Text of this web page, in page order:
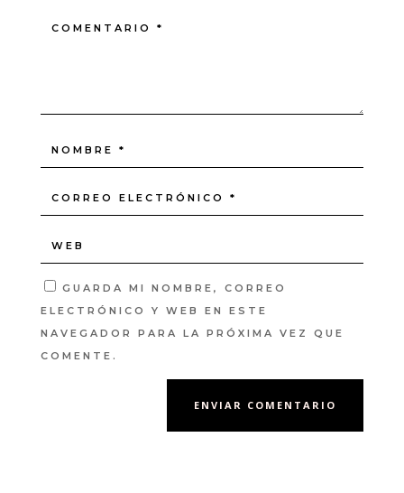
GUARDA MI NOMBRE, CORREO
ELECTRÓNICO Y WEB EN ESTE
NAVEGADOR PARA LA PRÓXIMA VEZ QUE
COMENTE.
ENVIAR COMENTARIO